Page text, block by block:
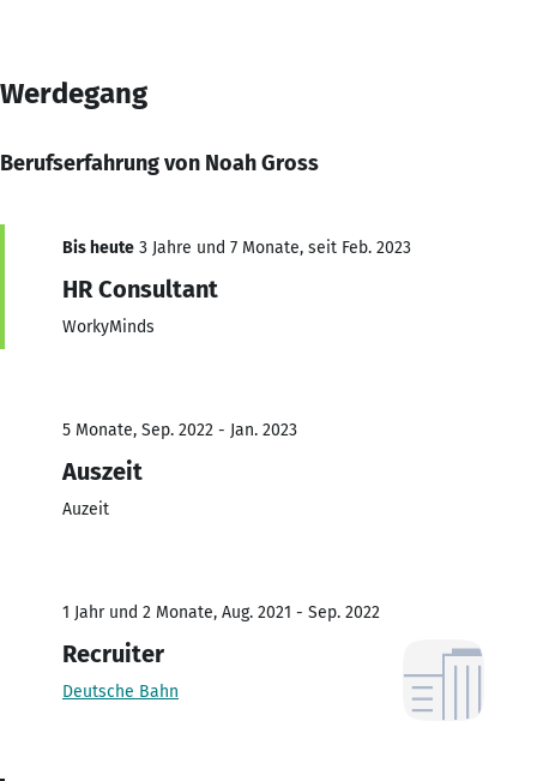
Werdegang
Berufserfahrung von Noah Gross
Bis heute 3 Jahre und 7 Monate, seit Feb. 2023
HR Consultant
WorkyMinds
5 Monate, Sep. 2022 - Jan. 2023
Auszeit
Auzeit
1 Jahr und 2 Monate, Aug. 2021 - Sep. 2022
Recruiter
Deutsche Bahn